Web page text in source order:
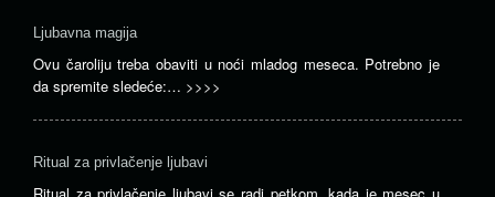
Ljubavna magija
Ovu čaroliju treba obaviti u noći mladog meseca. Potrebno je
da spremite sledeće:… >>>>
Ritual za privlačenje ljubavi